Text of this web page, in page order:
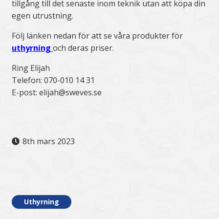
tillgång till det senaste inom teknik utan att köpa din
egen utrustning.
Följ länken nedan för att se våra produkter för
uthyrning och deras priser.
Ring Elijah
Telefon: 070-010 14 31
E-post: elijah@sweves.se
8th mars 2023
Uthyrning